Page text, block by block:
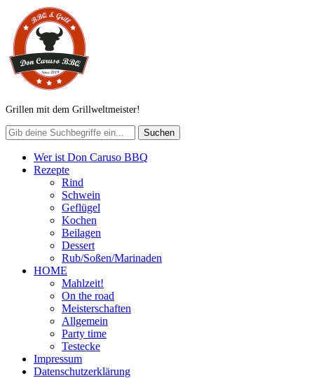
Grillen mit dem Grillweltmeister!
Wer ist Don Caruso BBQ
Rezepte
Rind
Schwein
Geflügel
Kochen
Beilagen
Dessert
Rub/Soßen/Marinaden
HOME
Mahlzeit!
On the road
Meisterschaften
Allgemein
Party time
Testecke
Impressum
Datenschutzerklärung